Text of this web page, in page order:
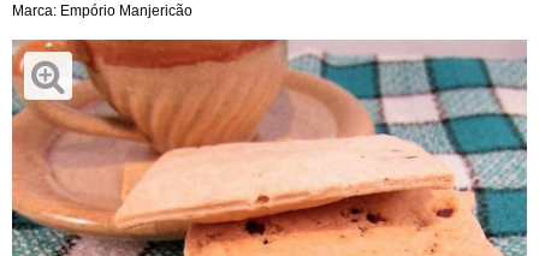
Marca: Empório Manjericão